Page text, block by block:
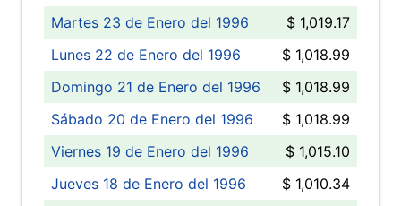
Martes 23 de Enero del 1996
$ 1,019.17
Lunes 22 de Enero del 1996
$ 1,018.99
Domingo 21 de Enero del 1996
$ 1,018.99
Sábado 20 de Enero del 1996
$ 1,018.99
Viernes 19 de Enero del 1996
$ 1,015.10
Jueves 18 de Enero del 1996
$ 1,010.34